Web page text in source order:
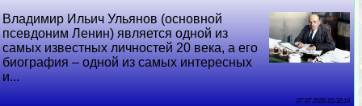
Владимир Ильич Ульянов (основной
псевдоним Ленин) является одной из
самых известных личностей 20 века, а его
биография – одной из самых интересных
и...
07 07 2026 20:32:14